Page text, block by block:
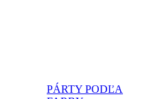
PÁRTY PODĽA